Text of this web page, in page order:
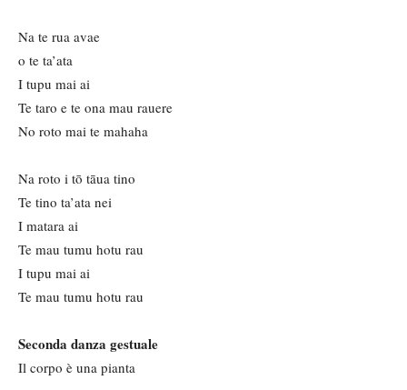
Na te rua avae
o te ta’ata
I tupu mai ai
Te taro e te ona mau rauere
No roto mai te mahaha
Na roto i tō tāua tino
Te tino ta’ata nei
I matara ai
Te mau tumu hotu rau
I tupu mai ai
Te mau tumu hotu rau
Seconda danza gestuale
Il corpo è una pianta